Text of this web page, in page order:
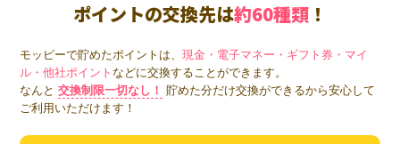
ポイントの交換先は約60種類 ！
モッピーで貯めたポイントは、現金・電子マネー・ギフト券・マイ
ル・他社ポイントなどに交換することができます。
なんと 交換制限一切なし！
貯めた分だけ交換ができるから安心して
ご利用いただけます！